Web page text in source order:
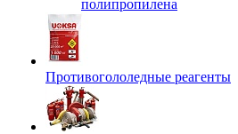
полипропилена
Противогололедные реагенты